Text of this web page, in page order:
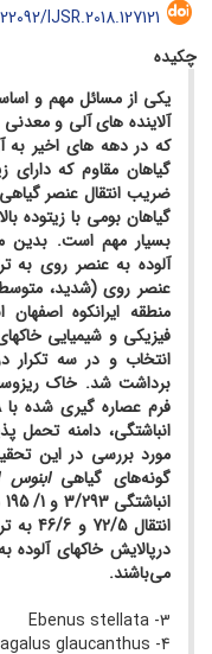
IJSR.2018.127121
چکیده
یکی از مسائل مهم و
آلاینده های آلی و
که در دهه های اخیر
گیاهان مقاوم که دارای
ضریب انتقال عنصر
گیاهان بومی با زیتوده
بسیار مهم است. بدین
آلوده به عنصر روی به
عنصر روی (شدید،
منطقه ایرانکوه
فیزیکی و شیمیایی
برداشت شد. خاک
انباشتگی، دامنه تحمل
مورد بررسی در این
گونه‌های گیاهیابنوس
درپالایش خاکهای
می‌باشند.
3- Ebenus stellata
4- Astragalus glaucanthus